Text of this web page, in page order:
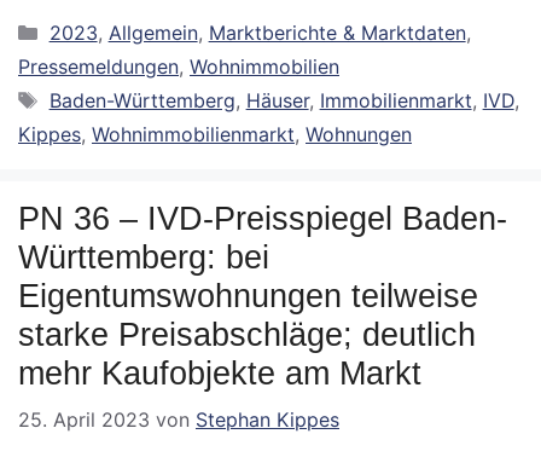
Kategorien
2023, Allgemein, Marktberichte & Marktdaten,
Pressemeldungen, Wohnimmobilien
Schlagwörter
Baden-Württemberg, Häuser, Immobilienmarkt, IVD,
Kippes, Wohnimmobilienmarkt, Wohnungen
PN 36 – IVD-Preisspiegel Baden-
Württemberg: bei
Eigentumswohnungen teilweise
starke Preisabschläge; deutlich
mehr Kaufobjekte am Markt
25. April 2023 von Stephan Kippes